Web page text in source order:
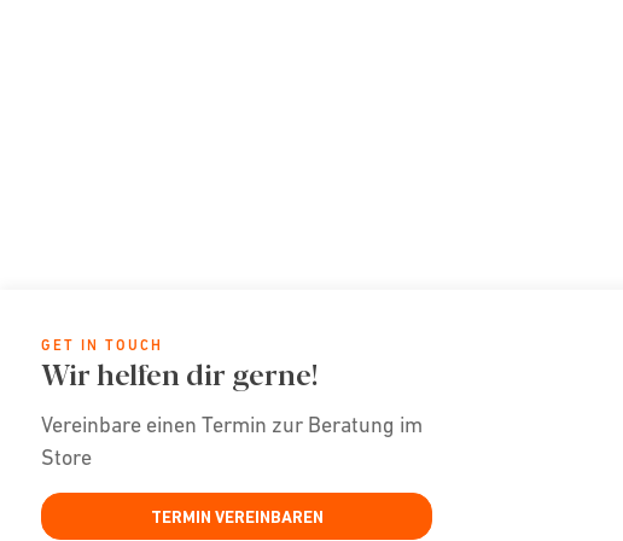
GET IN TOUCH
Wir helfen dir gerne!
Vereinbare einen Termin zur Beratung im
Store
TERMIN VEREINBAREN